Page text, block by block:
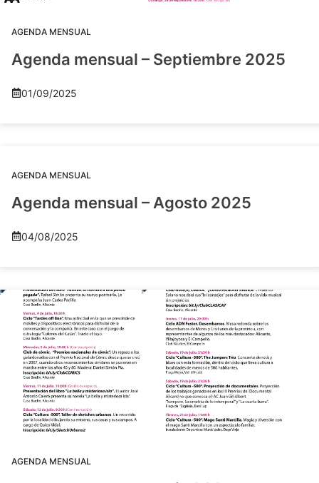
AGENDA MENSUAL
Agenda mensual – Septiembre 2025
01/09/2025
AGENDA MENSUAL
Agenda mensual – Agosto 2025
04/08/2025
AGENDA MENSUAL